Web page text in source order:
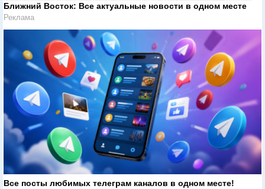
Ближний Восток: Все актуальные новости в одном месте
Реклама
Все посты любимых телеграм каналов в одном месте!